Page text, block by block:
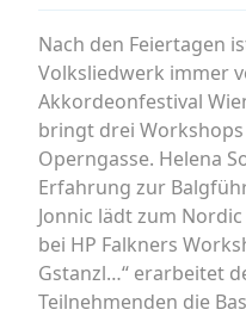
Nach den Feiertagen
Volksliedwerk immer
Akkordeonfestival
bringt drei
Operngasse. Helena
Erfahrung zur
Jonnic lädt zum
bei HP Falkners
Gstanzl…“ erarbeitet
Teilnehmenden die